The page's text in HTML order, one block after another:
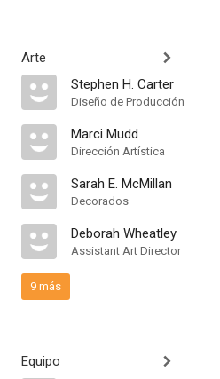
Arte
Stephen H. Carter
Diseño de Producción
Marci Mudd
Dirección Artística
Sarah E. McMillan
Decorados
Deborah Wheatley
Assistant Art Director
9 más
Equipo